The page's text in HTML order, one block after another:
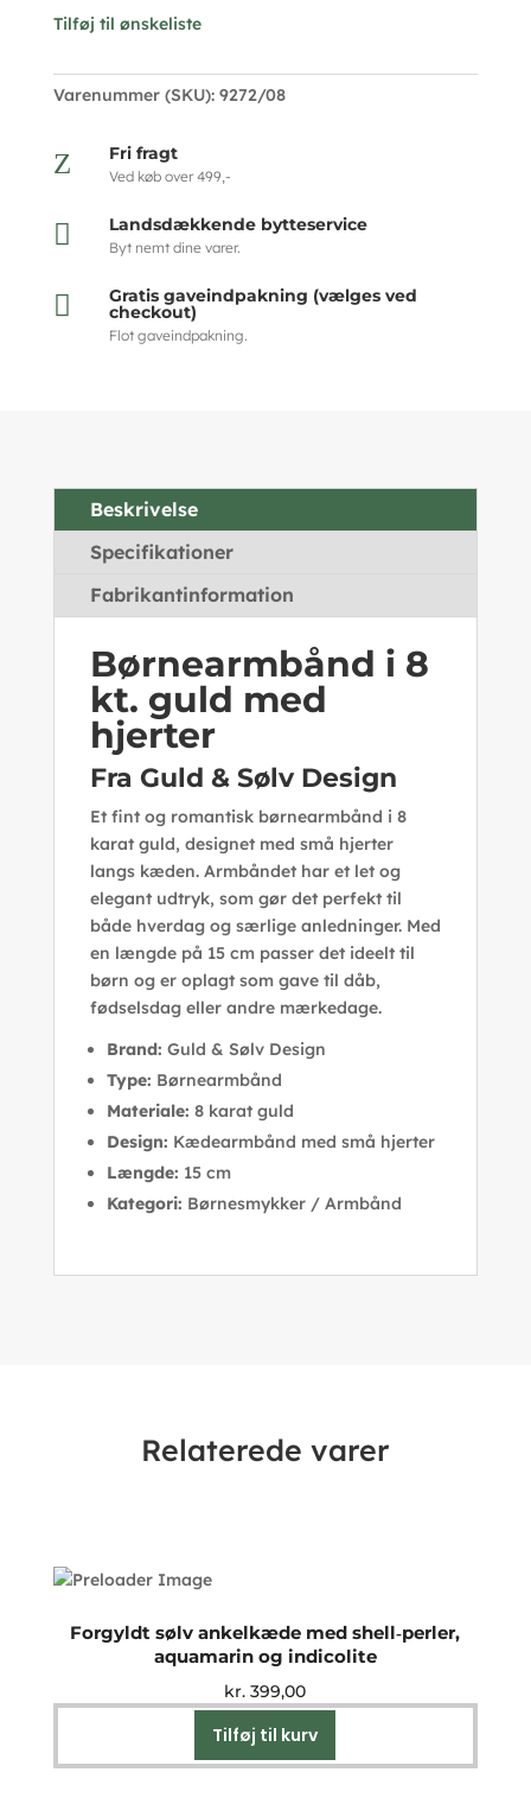
Tilføj til ønskeliste
Varenummer (SKU): 9272/08
Z Fri fragt
Ved køb over 499,-
 Landsdækkende bytteservice
Byt nemt dine varer.
 Gratis gaveindpakning (vælges ved
checkout)
Flot gaveindpakning.
Beskrivelse
Specifikationer
Fabrikantinformation
Børnearmbånd i 8
kt. guld med
hjerter
Fra Guld & Sølv Design
Et fint og romantisk børnearmbånd i 8
karat guld, designet med små hjerter
langs kæden. Armbåndet har et let og
elegant udtryk, som gør det perfekt til
både hverdag og særlige anledninger. Med
en længde på 15 cm passer det ideelt til
børn og er oplagt som gave til dåb,
fødselsdag eller andre mærkedage.
Brand: Guld & Sølv Design
Type: Børnearmbånd
Materiale: 8 karat guld
Design: Kædearmbånd med små hjerter
Længde: 15 cm
Kategori: Børnesmykker / Armbånd
Relaterede varer
Forgyldt sølv ankelkæde med shell‑perler,
aquamarin og indicolite
kr. 399,00
Tilføj til kurv